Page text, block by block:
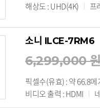
해상도 : UHD(4K) 프
소니 ILCE-7RM6
6,299,000
픽셀수(유효) : 약 66.8메
비디오 출력 : HDMI